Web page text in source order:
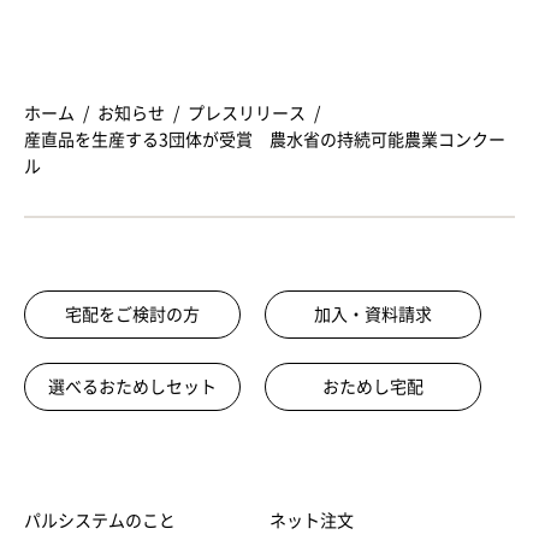
ホーム お知らせ
プレスリリース
産直品を生産する3団体が受賞 農水省の持続可能農業コンクー
ル
宅配をご検討の方 加入・資料請求
選べるおためしセット おためし宅配
パルシステムのこと ネット注文